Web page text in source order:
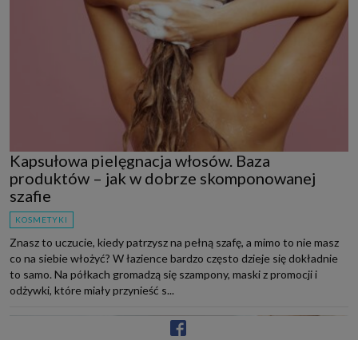
Kapsułowa pielęgnacja włosów. Baza
produktów – jak w dobrze skomponowanej
szafie
KOSMETYKI
Znasz to uczucie, kiedy patrzysz na pełną szafę, a mimo to nie masz
co na siebie włożyć? W łazience bardzo często dzieje się dokładnie
to samo. Na półkach gromadzą się szampony, maski z promocji i
odżywki, które miały przynieść s...